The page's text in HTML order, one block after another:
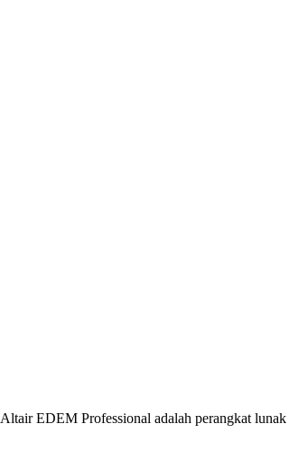
Altair EDEM Professional adalah perangkat lunak